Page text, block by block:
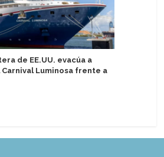
de EE.UU. evacúa a
Luminosa frente a